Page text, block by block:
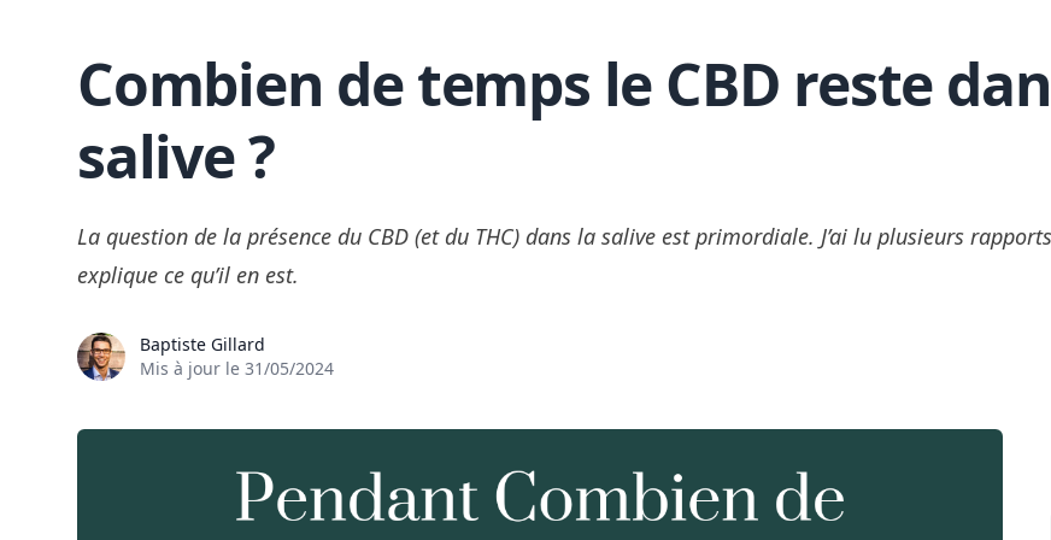
Skip to contentCombien de temps le CBD reste
salive ?
La question de la présence du CBD (et du THC) dans la salive est primordiale. J’ai lu plusieurs
explique ce qu’il en est.
Baptiste Gillard
Mis à jour le 31/05/2024